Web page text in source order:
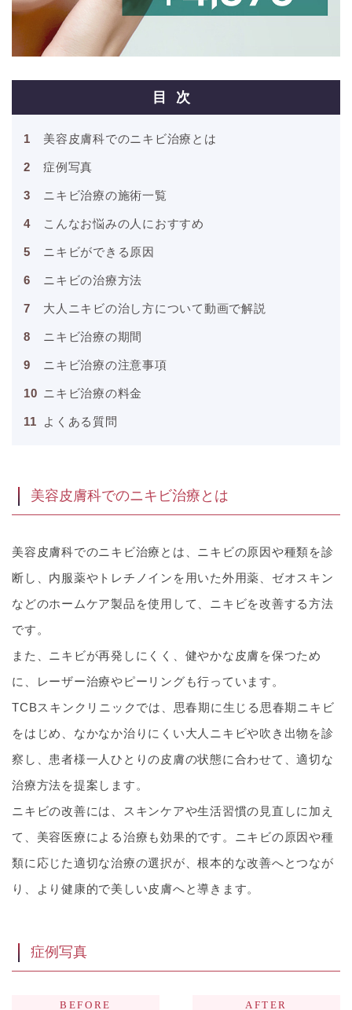
目次
美容皮膚科でのニキビ治療とは
症例写真
ニキビ治療の施術一覧
こんなお悩みの人におすすめ
ニキビができる原因
ニキビの治療方法
大人ニキビの治し方について動画で解説
ニキビ治療の期間
ニキビ治療の注意事項
ニキビ治療の料金
よくある質問
美容皮膚科でのニキビ治療とは
美容皮膚科でのニキビ治療とは、ニキビの原因や種類を診
断し、内服薬やトレチノインを用いた外用薬、ゼオスキン
などのホームケア製品を使用して、ニキビを改善する方法
です。
また、ニキビが再発しにくく、健やかな皮膚を保つため
に、レーザー治療やピーリングも行っています。
TCBスキンクリニックでは、思春期に生じる思春期ニキビ
をはじめ、なかなか治りにくい大人ニキビや吹き出物を診
察し、患者様一人ひとりの皮膚の状態に合わせて、適切な
治療方法を提案します。
ニキビの改善には、スキンケアや生活習慣の見直しに加え
て、美容医療による治療も効果的です。ニキビの原因や種
類に応じた適切な治療の選択が、根本的な改善へとつなが
り、より健康的で美しい皮膚へと導きます。
症例写真